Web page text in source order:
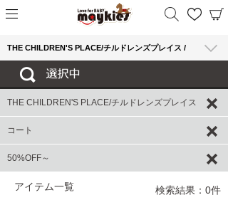
THE CHILDREN'S PLACE/チルドレンズプレイス /
THE CHILDREN'S PLACE/チルドレンズプレイス
コート
50%OFF～
アイテム一覧 検索結果：0件